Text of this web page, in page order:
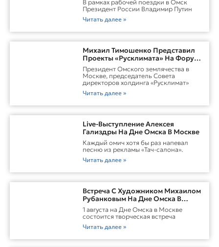
В рамках рабочей поездки в Омск
Президент России Владимир Путин
Читать далее »
Михаил Тимошенко Представил
Проекты «Русклимата» На Форуме
России И Казахстана
Президент Омского землячества в
Москве, председатель Совета
директоров холдинга «Русклимат»
Читать далее »
Live-Выступление Алексея
Гализдры На Дне Омска В Москве
Каждый омич хотя бы раз напевал
песню из рекламы «Тач-салона».
Читать далее »
Встреча С Художником Михаилом
Рубанковым На Дне Омска В
Москве
1 августа на Дне Омска в Москве
состоится творческая встреча
Читать далее »